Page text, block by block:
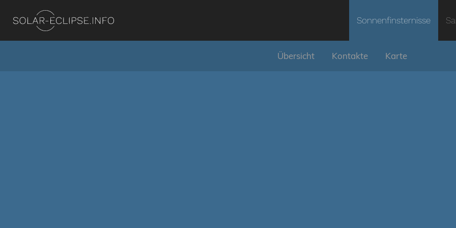
Sonnenfinsternisse
Übersicht Kontakte Karte